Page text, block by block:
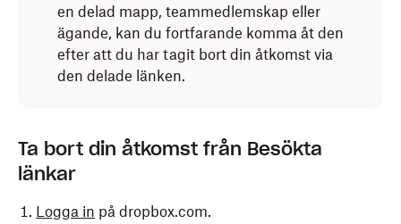
en delad mapp, teammedlemskap eller
ägande, kan du fortfarande komma åt den
efter att du har tagit bort din åtkomst via
den delade länken.
Ta bort din åtkomst från Besökta
länkar
Logga in på dropbox.com.